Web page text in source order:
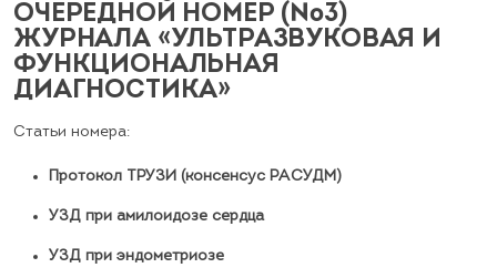
ОЧЕРЕДНОЙ НОМЕР (№3)
ЖУРНАЛА «УЛЬТРАЗВУКОВАЯ И
ФУНКЦИОНАЛЬНАЯ
ДИАГНОСТИКА»
Статьи номера:
Протокол ТРУЗИ (консенсус РАСУДМ)
УЗД при амилоидозе сердца
УЗД при эндометриозе